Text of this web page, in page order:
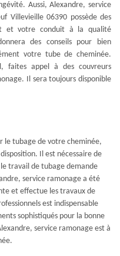
Aussi, Alexandre, service
Villevieille 06390 possède des
et votre conduit à la qualité
des conseils pour bien
votre tube de cheminée.
faites appel à des couvreurs
Il sera toujours disponible
le tubage de votre cheminée,
Il est nécessaire de
travail de tubage demande
service ramonage a été
et effectue les travaux de
est indispensable
sophistiqués pour la bonne
service ramonage est à